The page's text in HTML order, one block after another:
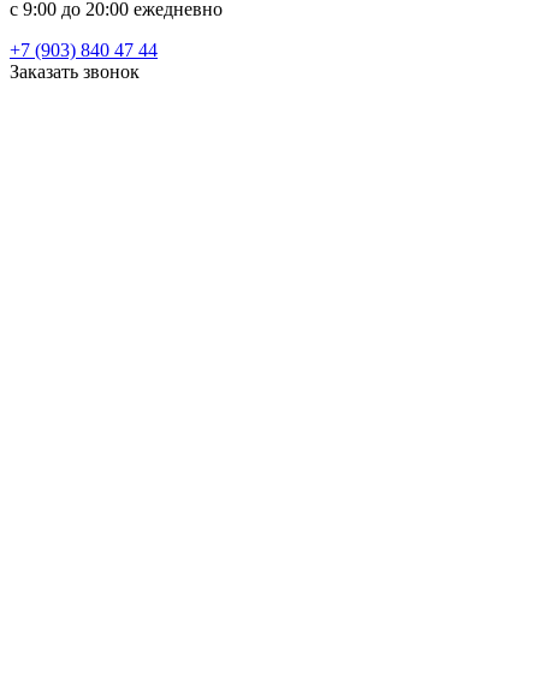
c 9:00 до 20:00 ежедневно
+7 (903) 840 47 44
Заказать звонок